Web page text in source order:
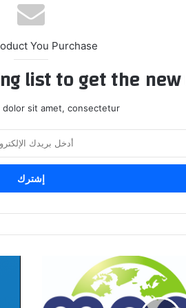
You Purchase
list to get the new
dolor sit amet, consectetur.